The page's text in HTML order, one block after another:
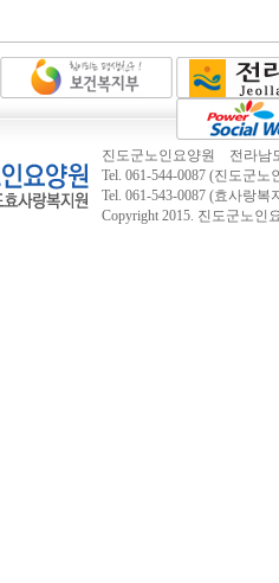
진도군노인요양원 전라남
Tel. 061-544-0087 (진도군
Tel. 061-543-0087 (효사랑복
Copyright 2015. 진도군노인